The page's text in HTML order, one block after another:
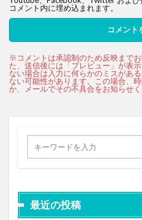
コメント内に埋め込まれます。
最近の投稿